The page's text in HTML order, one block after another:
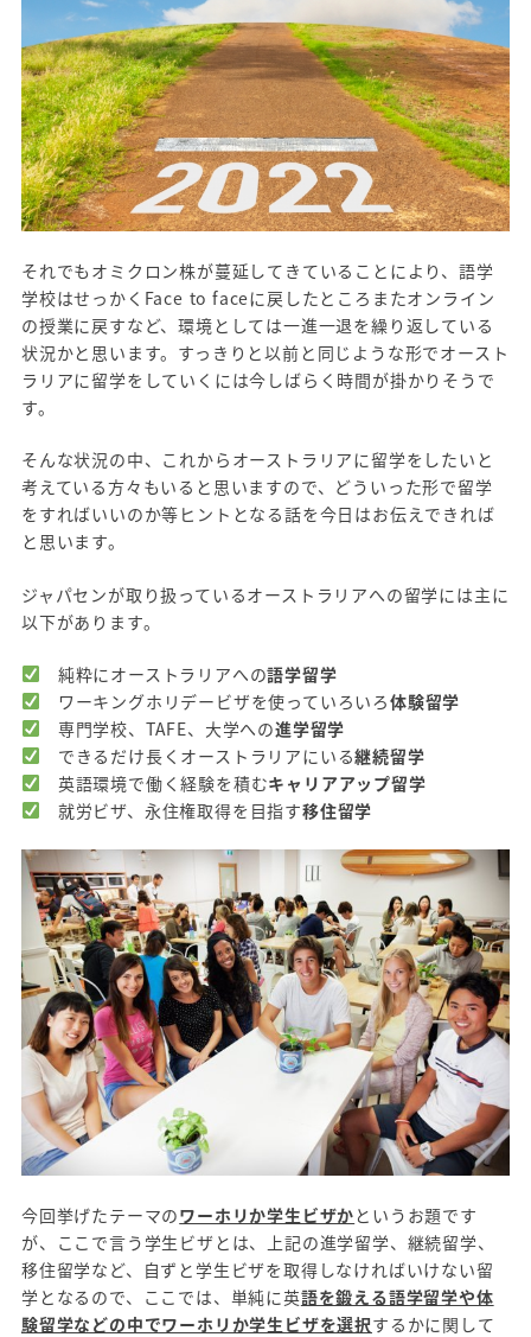
それでもオミクロン株が蔓延してきていることにより、語学
学校はせっかくFace to faceに戻したところまたオンライン
の授業に戻すなど、環境としては一進一退を繰り返している
状況かと思います。すっきりと以前と同じような形でオースト
ラリアに留学をしていくには今しばらく時間が掛かりそうで
す。
そんな状況の中、これからオーストラリアに留学をしたいと
考えている方々もいると思いますので、どういった形で留学
をすればいいのか等ヒントとなる話を今日はお伝えできれば
と思います。
ジャパセンが取り扱っているオーストラリアへの留学には主に
以下があります。
純粋にオーストラリアへの語学留学
ワーキングホリデービザを使っていろいろ体験留学
専門学校、TAFE、大学への進学留学
できるだけ長くオーストラリアにいる継続留学
英語環境で働く経験を積むキャリアアップ留学
就労ビザ、永住権取得を目指す移住留学
今回挙げたテーマのワーホリか学生ビザか というお題です
が、ここで言う学生ビザとは、上記の進学留学、継続留学、
移住留学など、自ずと学生ビザを取得しなければいけない留
学となるので、ここでは、単純に英語を鍛える語学留学や体
験留学などの中でワーホリか学生ビザを選択するかに関して